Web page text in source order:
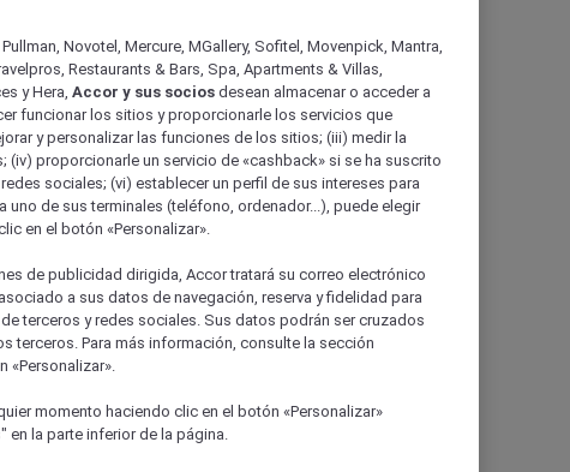
Novotel, Mercure, MGallery, Sofitel, Movenpick, Mantra,
Restaurants & Bars, Spa, Apartments & Villas,
y Hera, Accor y sus socios desean almacenar o acceder a
funcionar los sitios y proporcionarle los servicios que
y personalizar las funciones de los sitios; (iii) medir la
(iv) proporcionarle un servicio de «cashback» si se ha suscrito
sociales; (vi) establecer un perfil de sus intereses para
de sus terminales (teléfono, ordenador...), puede elegir
en el botón «Personalizar».
de publicidad dirigida, Accor tratará su correo electrónico
a sus datos de navegación, reserva y fidelidad para
terceros y redes sociales. Sus datos podrán ser cruzados
terceros. Para más información, consulte la sección
«Personalizar».
momento haciendo clic en el botón «Personalizar»
en la parte inferior de la página.